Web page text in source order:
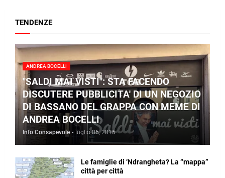
TENDENZE
ANDREA BOCELLI
"SALDI MAI VISTI": STA FACENDO
DISCUTERE PUBBLICITA' DI UN NEGOZIO
DI BASSANO DEL GRAPPA CON MEME DI
ANDREA BOCELLI
Info Consapevole - luglio 06, 2016
Le famiglie di ‘Ndrangheta? La “mappa”
città per città